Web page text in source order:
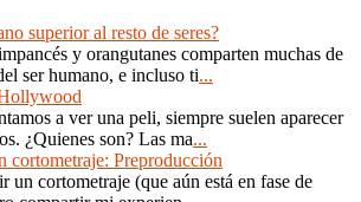
superior al resto de seres?
y orangutanes comparten muchas de
ser humano, e incluso ti...
a ver una peli, siempre suelen aparecer
¿Quienes son? Las ma...
cortometraje: Preproducción
un cortometraje (que aún está en fase de